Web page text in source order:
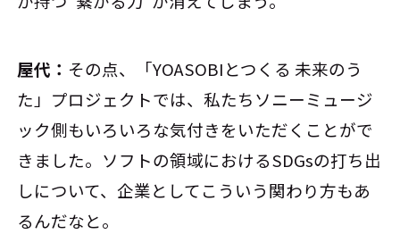
屋代： その点、「YOASOBIとつくる 未来のう
た」プロジェクトでは、私たちソニーミュージ
ック側もいろいろな気付きをいただくことがで
きました。ソフトの領域におけるSDGsの打ち出
しについて、企業としてこういう関わり方もあ
るんだなと。